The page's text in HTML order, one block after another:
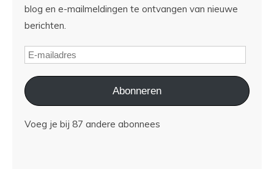
blog en e-mailmeldingen te ontvangen van nieuwe
berichten.
Abonneren
Voeg je bij 87 andere abonnees